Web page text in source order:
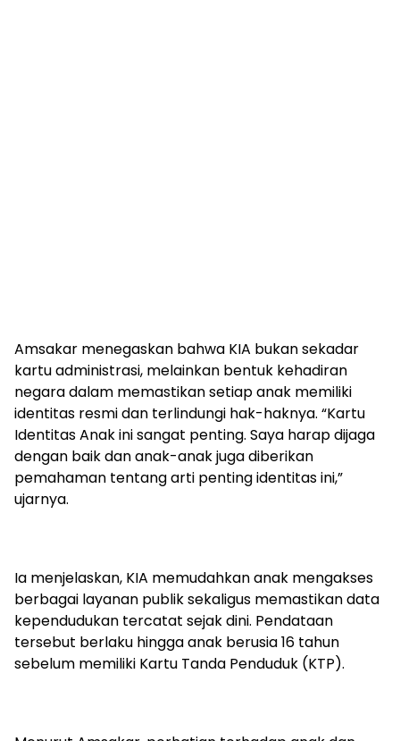
Amsakar menegaskan bahwa KIA bukan sekadar
kartu administrasi, melainkan bentuk kehadiran
negara dalam memastikan setiap anak memiliki
identitas resmi dan terlindungi hak-haknya. “Kartu
Identitas Anak ini sangat penting. Saya harap dijaga
dengan baik dan anak-anak juga diberikan
pemahaman tentang arti penting identitas ini,”
ujarnya.
Ia menjelaskan, KIA memudahkan anak mengakses
berbagai layanan publik sekaligus memastikan data
kependudukan tercatat sejak dini. Pendataan
tersebut berlaku hingga anak berusia 16 tahun
sebelum memiliki Kartu Tanda Penduduk (KTP).